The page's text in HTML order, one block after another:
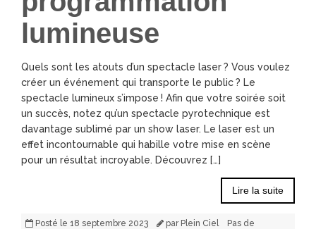
lumineuse
Quels sont les atouts d’un spectacle laser ? Vous voulez
créer un événement qui transporte le public ? Le
spectacle lumineux s’impose ! Afin que votre soirée soit
un succès, notez qu’un spectacle pyrotechnique est
davantage sublimé par un show laser. Le laser est un
effet incontournable qui habille votre mise en scène
pour un résultat incroyable. Découvrez […]
Lire la suite
Posté le 18 septembre 2023 par Plein Ciel
Pas de